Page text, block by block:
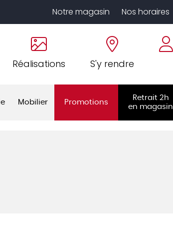
Notre magasin Nos horaires
Réalisations S'y rendre
Mobilier Promotions
Retrait 2h
en magasin